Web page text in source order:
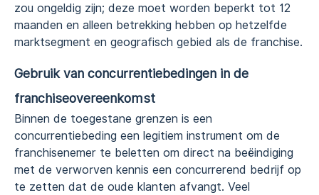
zou ongeldig zijn; deze moet worden beperkt tot 12
maanden en alleen betrekking hebben op hetzelfde
marktsegment en geografisch gebied als de franchise.
Gebruik van concurrentiebedingen in de
franchiseovereenkomst
Binnen de toegestane grenzen is een
concurrentiebeding een legitiem instrument om de
franchisenemer te beletten om direct na beëindiging
met de verworven kennis een concurrerend bedrijf op
te zetten dat de oude klanten afvangt. Veel